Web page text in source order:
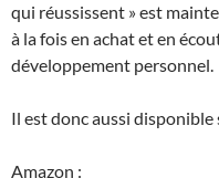
qui réussissent » est
à la fois en achat et en
développement personnel.
Il est donc aussi disponible
Amazon :